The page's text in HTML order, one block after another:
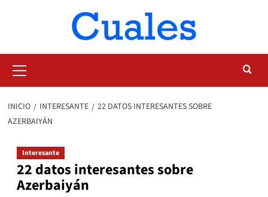
primario
INICIO INTERESANTE
22 DATOS INTERESANTES SOBRE
AZERBAIYÁN
Interesante
22 datos interesantes sobre
Azerbaiyán